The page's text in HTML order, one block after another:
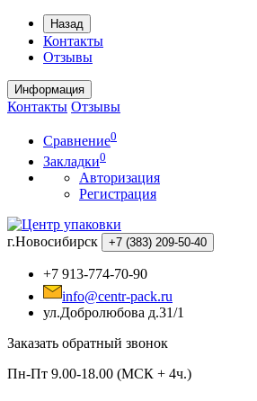
Назад
Контакты
Отзывы
Информация
Контакты Отзывы
Сравнение0
Закладки0
Авторизация
Регистрация
г.Новосибирск +7 (383) 209-50-40
+7 913-774-70-90
info@centr-pack.ru
ул.Добролюбова д.31/1
Заказать обратный звонок
Пн-Пт 9.00-18.00 (МСК + 4ч.)